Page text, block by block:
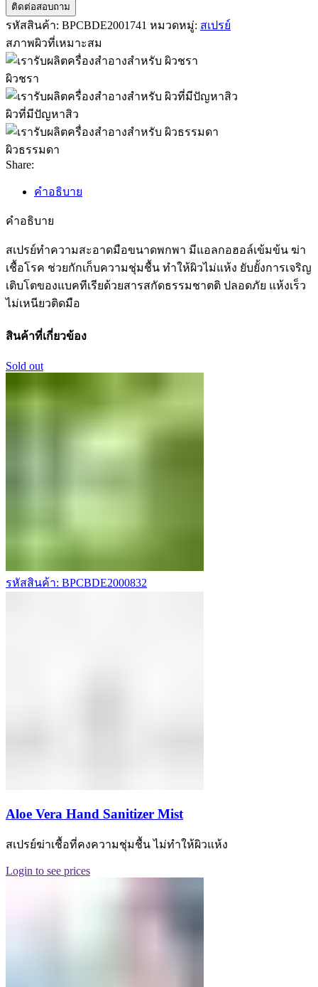
ติดต่อสอบถาม
รหัสสินค้า: BPCBDE2001741 หมวดหมู่: สเปรย์
สภาพผิวที่เหมาะสม
ผิวชรา
ผิวที่มีปัญหาสิว
ผิวธรรมดา
Share:
คำอธิบาย
คำอธิบาย
สเปรย์ทำความสะอาดมือขนาดพกพา มีแอลกอฮอล์เข้มข้น ฆ่า
เชื้อโรค ช่วยกักเก็บความชุ่มชื้น ทำให้ผิวไม่แห้ง ยับยั้งการเจริญ
เติบโตของแบคทีเรียด้วยสารสกัดธรรมชาตติ ปลอดภัย แห้งเร็ว
ไม่เหนียวติดมือ
สินค้าที่เกี่ยวข้อง
Sold out
รหัสสินค้า: BPCBDE2000832
Aloe Vera Hand Sanitizer Mist
สเปรย์ฆ่าเชื้อที่คงความชุ่มชื้น ไม่ทำให้ผิวแห้ง
Login to see prices